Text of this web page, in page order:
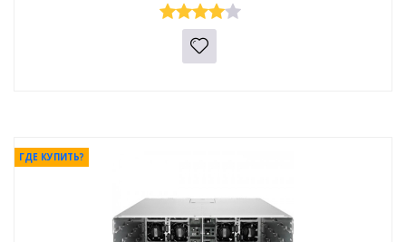
ГДЕ КУПИТЬ?